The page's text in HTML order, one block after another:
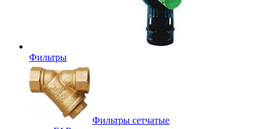
Фильтры
Фильтры сетчатые